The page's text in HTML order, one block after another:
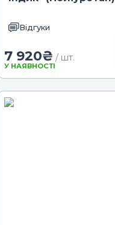
Відгуки
7 920₴ / шт.
У НАЯВНОСТІ